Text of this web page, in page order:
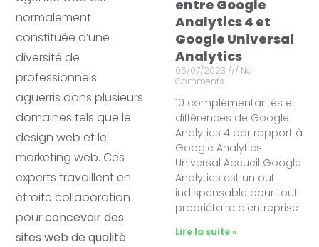
normalement
constituée d’une
diversité de
professionnels
aguerris dans plusieurs
domaines tels que le
design web et le
marketing web. Ces
experts travaillent en
étroite collaboration
pourconcevoir des
sites web de qualité
entre Google
Analytics 4 et
Google Universal
Analytics
05/07/2023
No
Comments
10 complémentarités et
différences de Google
Analytics 4 par rapport à
Google Analytics
Universal Accueil Google
Analytics est un outil
indispensable pour tout
propriétaire d’entreprise
Lire la suite »